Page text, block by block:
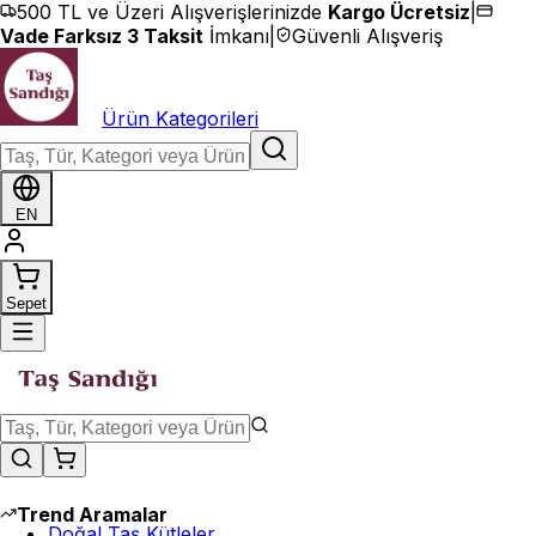
İçeriğe geç
500 TL ve Üzeri Alışverişlerinizde Kargo Ücretsiz
Vade Farksız 3 Taksit İmkanı Güvenli Alışveriş
Ürün Kategorileri
EN
Sepet
Trend Aramalar